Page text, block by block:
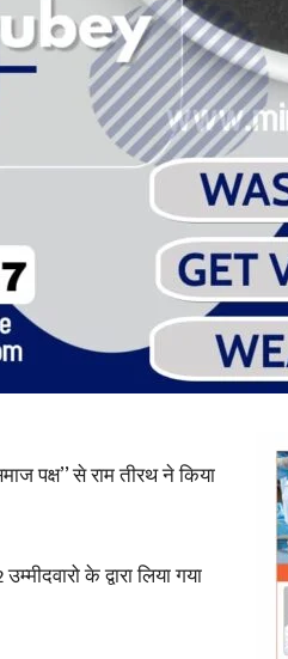
पक्ष’’ से राम तीरथ ने किया
के द्वारा लिया गया